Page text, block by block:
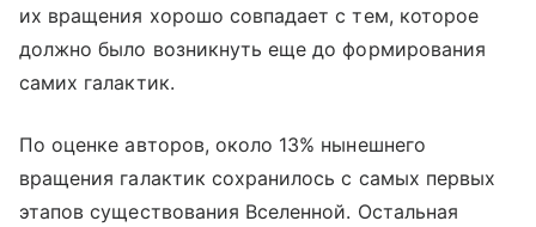
их вращения хорошо совпадает с тем, которое
должно было возникнуть еще до формирования
самих галактик.
По оценке авторов, около 13% нынешнего
вращения галактик сохранилось с самых первых
этапов существования Вселенной. Остальная